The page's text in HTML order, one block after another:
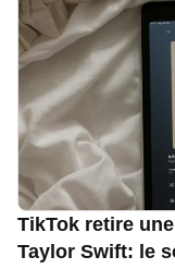
TikTok retire
Taylor Swift: le